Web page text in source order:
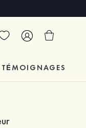
TÉMOIGNAGES